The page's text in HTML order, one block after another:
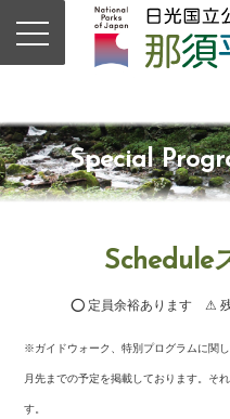
Special
Schedule
⭕ 定員余裕あります ⚠
※ガイドウォーク、特別プログラムに関
月先までの予定を掲載しております。そ
す。